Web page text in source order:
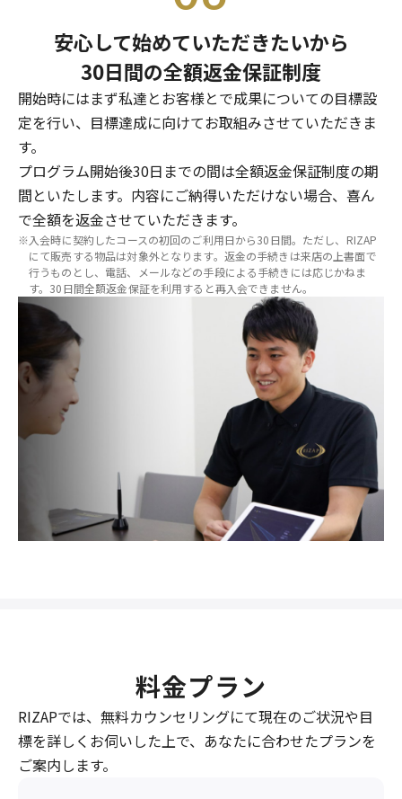
安心して始めていただきたいから
30日間の全額返金保証制度
開始時にはまず私達とお客様とで成果についての目標設
定を行い、目標達成に向けてお取組みさせていただきま
す。
プログラム開始後30日までの間は全額返金保証制度の期
間といたします。内容にご納得いただけない場合、喜ん
で全額を返金させていただきます。
※入会時に契約したコースの初回のご利用日から30日間。ただし、RIZAP
にて販売する物品は対象外となります。返金の手続きは来店の上書面で
行うものとし、電話、メールなどの手段による手続きには応じかねま
す。30日間全額返金保証を利用すると再入会できません。
料金プラン
RIZAPでは、無料カウンセリングにて現在のご状況や目
標を詳しくお伺いした上で、あなたに合わせたプランを
ご案内します。